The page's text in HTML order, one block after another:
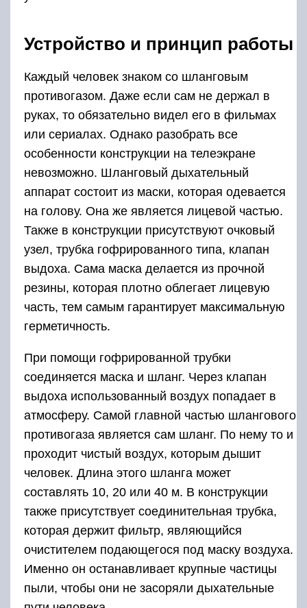
Устройство и принцип работы
Каждый человек знаком со шланговым
противогазом. Даже если сам не держал в
руках, то обязательно видел его в фильмах
или сериалах. Однако разобрать все
особенности конструкции на телеэкране
невозможно. Шланговый дыхательный
аппарат состоит из маски, которая одевается
на голову. Она же является лицевой частью.
Также в конструкции присутствуют очковый
узел, трубка гофрированного типа, клапан
выдоха. Сама маска делается из прочной
резины, которая плотно облегает лицевую
часть, тем самым гарантирует максимальную
герметичность.
При помощи гофрированной трубки
соединяется маска и шланг. Через клапан
выдоха использованный воздух попадает в
атмосферу. Самой главной частью шлангового
противогаза является сам шланг. По нему то и
проходит чистый воздух, которым дышит
человек. Длина этого шланга может
составлять 10, 20 или 40 м. В конструкции
также присутствует соединительная трубка,
которая держит фильтр, являющийся
очистителем подающегося под маску воздуха.
Именно он останавливает крупные частицы
пыли, чтобы они не засоряли дыхательные